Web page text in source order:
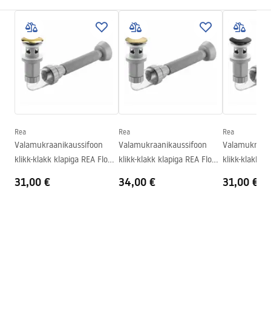
Värv
Läbipaistev
Lõpeta
Läikiv
Pikkus
400
Laius
400mm
Kõrgus
165
Kuju
Kraani auk
Ei
Kokkupaneku juhised
Karta produktu
Deklaracja Właściwości Użytkowych
Rea
Valamukraanikaussifoon
klikk-klakk klapiga REA Flow
31,00 €
Rea
Valamukraanikaussifoon
klikk-klakk klapiga REA Flow
34,00 €
Rea
klikk-klakk
31,00 €